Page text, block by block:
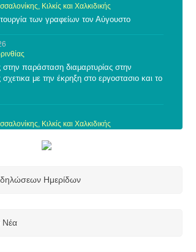
Κιλκίς και Χαλκιδικής
των γραφείων τον Αύγουστο
παράσταση διαμαρτυρίας στην
με την έκρηξη στο εργοστασιο και το
Κιλκίς και Χαλκιδικής
Θεσσαλίας
Κιλκίς και Χαλκιδικής
Ημερίδων
Νέα